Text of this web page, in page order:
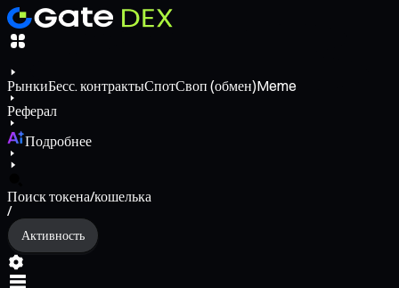
РынкиБесс. контрактыСпотСвоп (обмен)Meme
Реферал
Подробнее
Поиск токена/кошелька
/
Активность